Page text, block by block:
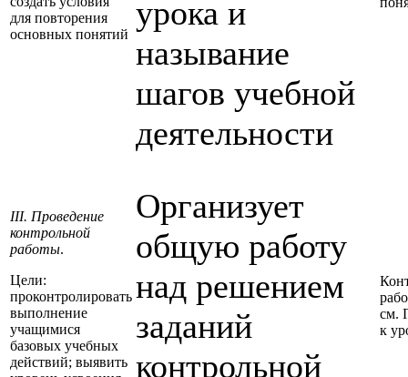
для повторения
основных понятий
урока и
называние
шагов учебной
деятельности
III. Проведение
контрольной
работы.
Цели:
проконтролировать
выполнение
учащимися
базовых учебных
действий; выявить
Организует
общую работу
над решением
заданий
контрольной
см.
к